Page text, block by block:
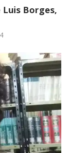
Luis Borges,